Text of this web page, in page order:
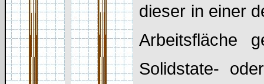
dieser in einer
Arbeitsfläche
Solidstate-